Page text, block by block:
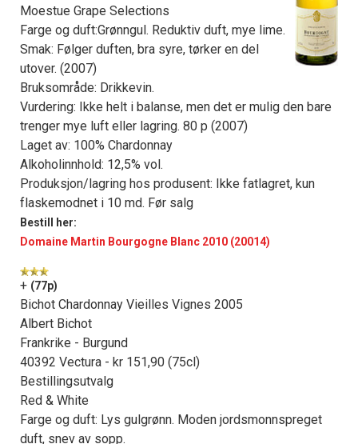
Moestue Grape Selections
Farge og duft:Grønngul. Reduktiv duft, mye lime.
Smak: Følger duften, bra syre, tørker en del
utover. (2007)
Bruksområde: Drikkevin.
Vurdering: Ikke helt i balanse, men det er mulig den bare
trenger mye luft eller lagring. 80 p (2007)
Laget av: 100% Chardonnay
Alkoholinnhold: 12,5% vol.
Produksjon/lagring hos produsent: Ikke fatlagret, kun
flaskemodnet i 10 md. Før salg
Bestill her:
Domaine Martin Bourgogne Blanc 2010 (20014)
+ (77p)
Bichot Chardonnay Vieilles Vignes 2005
Albert Bichot
Frankrike - Burgund
40392 Vectura - kr 151,90 (75cl)
Bestillingsutvalg
Red & White
Farge og duft: Lys gulgrønn. Moden jordsmonnspreget
duft, snev av sopp.